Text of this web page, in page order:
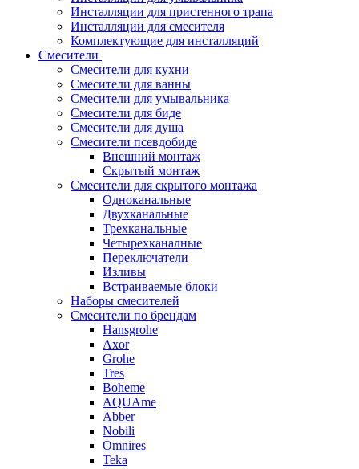
Инсталляции для пристенного трапа
Инсталляции для смесителя
Комплектующие для инсталляций
Смесители
Смесители для кухни
Смесители для ванны
Смесители для умывальника
Смесители для биде
Смесители для душа
Смесители псевдобиде
Внешний монтаж
Скрытый монтаж
Смесители для скрытого монтажа
Одноканальные
Двухканальные
Трехканальные
Четырехканалные
Переключатели
Изливы
Встраиваемые блоки
Наборы смесителей
Смесители по брендам
Hansgrohe
Axor
Grohe
Tres
Boheme
AQUAme
Abber
Nobili
Omnires
Teka